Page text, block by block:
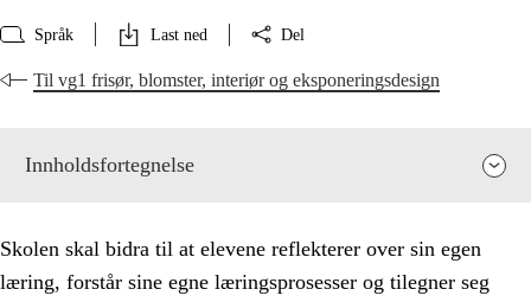
Språk Last ned Del
Til vg1 frisør, blomster, interiør og eksponeringsdesign
Innholdsfortegnelse
Skolen skal bidra til at elevene reflekterer over sin egen
læring, forstår sine egne læringsprosesser og tilegner seg